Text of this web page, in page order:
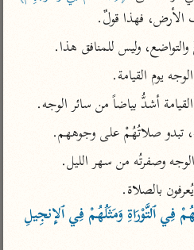
الرازي
البيان
للبقاعي
والتنوير
تفسير ابن عثيمين
مركَّزة العبارة
تفسير الجلالين
جامع البيان للإيجي
تفسير البيضاوي
الوجيز للواحدي
الأرض، فهذا قولٌ.
وليس للمنافق هذا.
يوم القيامة.
أشدُّ بياضاً من سائر الوجه.
تبدو صلاتُهُمْ على وجوههم.
وصفرتُه من سهر الليل.
بالصلاة.